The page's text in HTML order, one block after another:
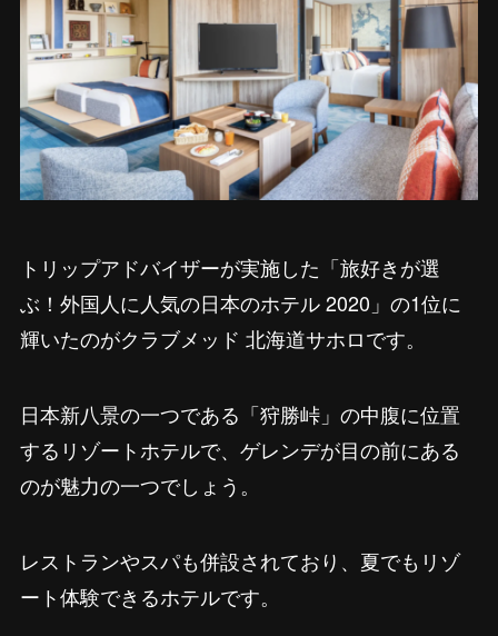
トリップアドバイザーが実施した「旅好きが選
ぶ！外国人に人気の日本のホテル 2020」の1位に
輝いたのがクラブメッド 北海道サホロです。
日本新八景の一つである「狩勝峠」の中腹に位置
するリゾートホテルで、ゲレンデが目の前にある
のが魅力の一つでしょう。
レストランやスパも併設されており、夏でもリゾ
ート体験できるホテルです。